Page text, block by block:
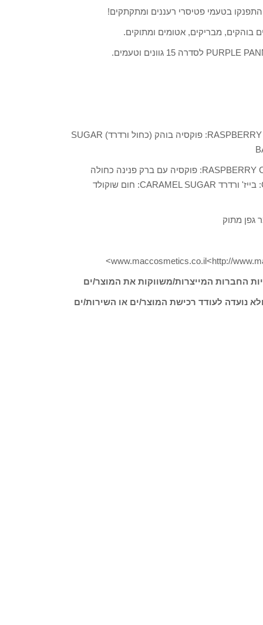
CREAMY PEACH PIE : ורוד אבטיח עם פנינה ורודה RASPBERRY PAVLOVA: פוקסיה בוהק (כחול ורדרד) SUGAR
MUFFINS: כתום STRAWBERRY MOUSSE: ורוד ברבי RASPBERRY CREAM: פוקסיה עם ברק פנינה כחולה
DEATH BY CHOCOLATE: בורוגונדי COCONUT MACAROON: בייז' ורדרד CARAMEL SUGAR: חום שוקולד
החברות המייצרות/משווקות את המוצר/ים
נועדה לעודד רכישת המוצר/ים או השירות/ים